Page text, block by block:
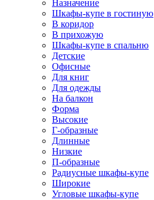
Назначение
Шкафы-купе в гостиную
В коридор
В прихожую
Шкафы-купе в спальню
Детские
Офисные
Для книг
Для одежды
На балкон
Форма
Высокие
Г-образные
Длинные
Низкие
П-образные
Радиусные шкафы-купе
Широкие
Угловые шкафы-купе